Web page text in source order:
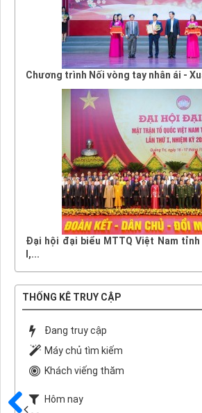
Chương trình Nối vòng tay nhân ái -
Đại hội đại biểu MTTQ Việt Nam
I,...
THỐNG KÊ TRUY CẬP
Đang truy cập
Máy chủ tìm kiếm
Khách viếng thăm
Hôm nay